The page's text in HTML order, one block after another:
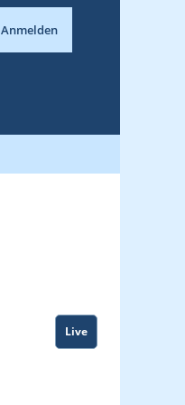
Anmelden
Live